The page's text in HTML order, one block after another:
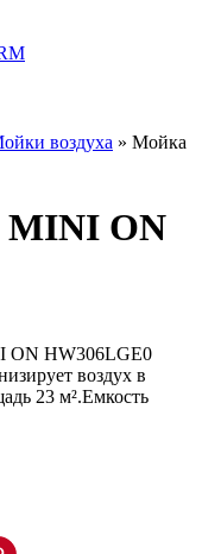
воздуха » Мойка
MINI ON
ON HW306LGE0
воздух в
23 м².Емкость